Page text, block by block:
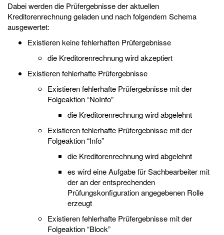
Dabei werden die Prüfergebnisse der aktuellen
Kreditorenrechnung geladen und nach folgendem Schema
ausgewertet:
Existieren keine fehlerhaften Prüfergebnisse
die Kreditorenrechnung wird akzeptiert
Existieren fehlerhafte Prüfergebnisse
Existieren fehlerhafte Prüfergebnisse mit der
Folgeaktion “NoInfo”
die Kreditorenrechnung wird abgelehnt
Existieren fehlerhafte Prüfergebnisse mit der
Folgeaktion “Info”
die Kreditorenrechnung wird abgelehnt
es wird eine Aufgabe für Sachbearbeiter mit
der an der entsprechenden
Prüfungskonfiguration angegebenen Rolle
erzeugt
Existieren fehlerhafte Prüfergebnisse mit der
Folgeaktion “Block”